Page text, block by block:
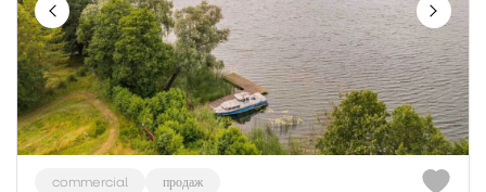
commercial продаж